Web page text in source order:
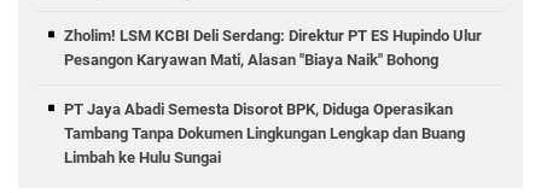
Zholim! LSM KCBI Deli Serdang: Direktur PT ES Hupindo Ulur
Pesangon Karyawan Mati, Alasan "Biaya Naik" Bohong
PT Jaya Abadi Semesta Disorot BPK, Diduga Operasikan
Tambang Tanpa Dokumen Lingkungan Lengkap dan Buang
Limbah ke Hulu Sungai